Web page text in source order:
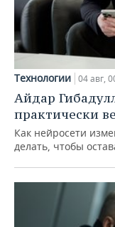
Технологии 04 авг,
Айдар
практически
Как нейросети
делать, чтобы